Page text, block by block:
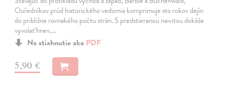
Ouředníkov prúd historického vedomia komprimuje sto rokov dejín
do približne rovnakého počtu strán. S predstieranou naivitou dokáže
vyvolať hnev,…
Na stiahnutie ako PDF
5,90 €